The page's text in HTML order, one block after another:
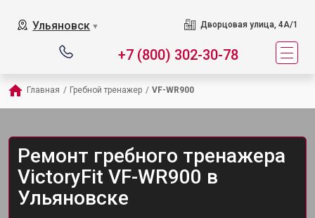
Ульяновск ▼ Дворцовая улица, 4А/1
+7 (800) 302-30-78
Главная / Гребной тренажер / VF-WR900
Ремонт гребного тренажера
VictoryFit VF-WR900 в
Ульяновске